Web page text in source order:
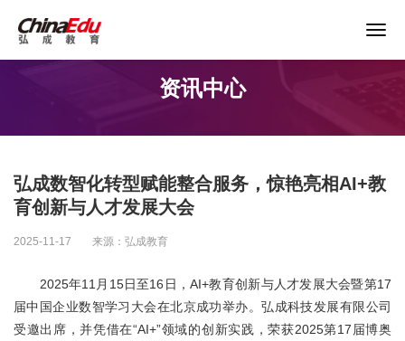
企业培训
教育产品
资讯中心
弘成数智化转型赋能整合服务，惊艳亮相AI+教
育创新与人才发展大会
2025-11-17 来源：弘成教育
2025年11月15日至16日，AI+教育创新与人才发展大会暨第17
届中国企业数智学习大会在北京成功举办。弘成科技发展有限公司
受邀出席，并凭借在“AI+”领域的创新实践，荣获2025第17届博奥